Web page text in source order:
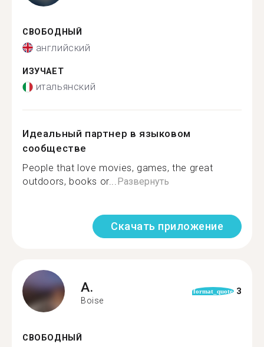
СВОБОДНЫЙ
английский
ИЗУЧАЕТ
итальянский
Идеальный партнер в языковом
сообществе
People that love movies, games, the great
outdoors, books or...Развернуть
Скачать приложение
A.
Boise
format_quote 3
СВОБОДНЫЙ